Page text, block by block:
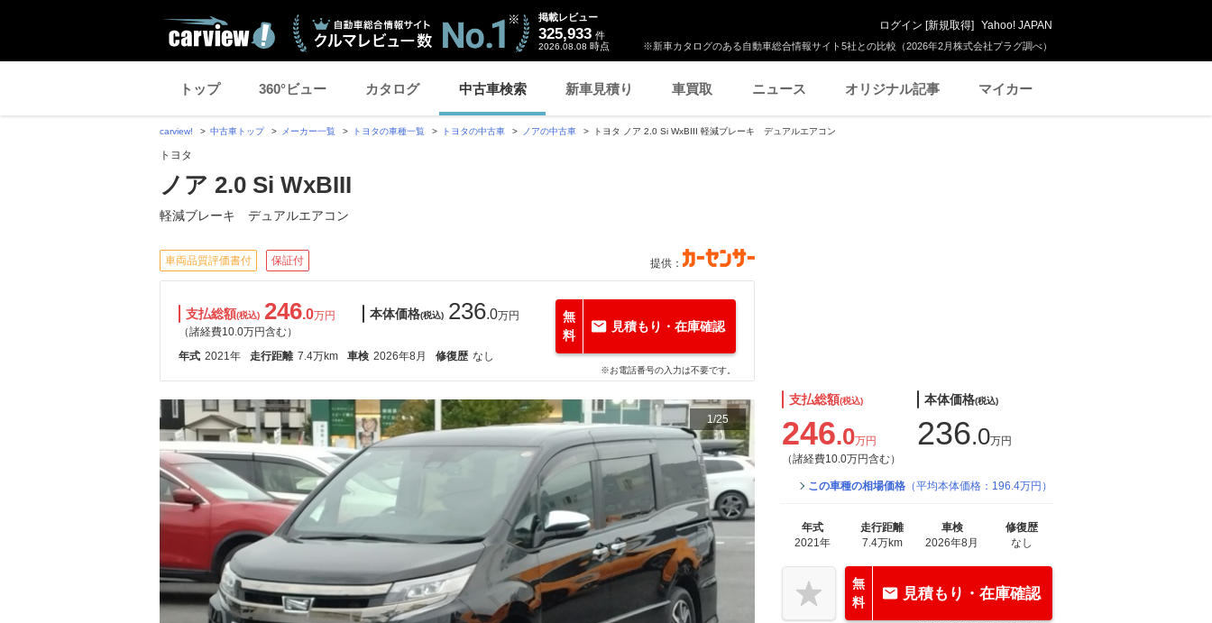
※新車カタログのある自動車総合情報サイト5社との比較（2026年2月株式会社プラグ調べ）
掲載レビュー
325,933 件
2026.08.08 時点
ログイン [新規取得] Yahoo! JAPAN
トップ 360°ビュー カタログ 中古車検索 新車見積り 車買取 ニュース オリジナル記事 マイカー
carview! 中古車トップ メーカー一覧 トヨタの車種一覧 トヨタの中古車 ノアの中古車 トヨタ ノア 2.0 Si WxBIII 軽減ブレーキ デュアルエアコン
トヨタ
ノア 2.0 Si WxBIII
軽減ブレーキ デュアルエアコン
車両品質評価書付 保証付 提供：
支払総額(税込) 246.0万円
（諸経費10.0万円含む）
本体価格(税込) 236.0万円
年式 2021年 走行距離 7.4万km 車検 2026年8月 修復歴 なし
無
料
見積もり・在庫確認
※お電話番号の入力は不要です。
1/25
支払総額(税込)
246.0万円
（諸経費10.0万円含む）
本体価格(税込)
236.0万円
この車種の相場価格 （平均本体価格：196.4万円）
年式
2021年
走行距離
7.4万km
車検
2026年8月
修復歴
なし
無
料
見積もり・在庫確認